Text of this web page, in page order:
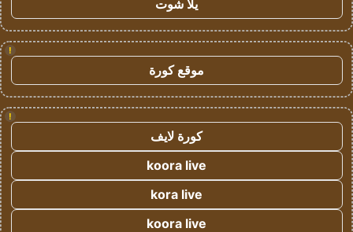
يلا شوت
!
موقع كورة
!
كورة لايف
koora live
kora live
koora live